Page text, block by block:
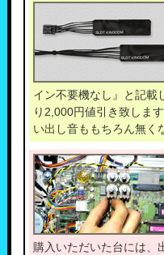
イン不要機なし』と記載
り2,000円値引き致しま
い出し音ももちろん無く
購入いただいた台には、